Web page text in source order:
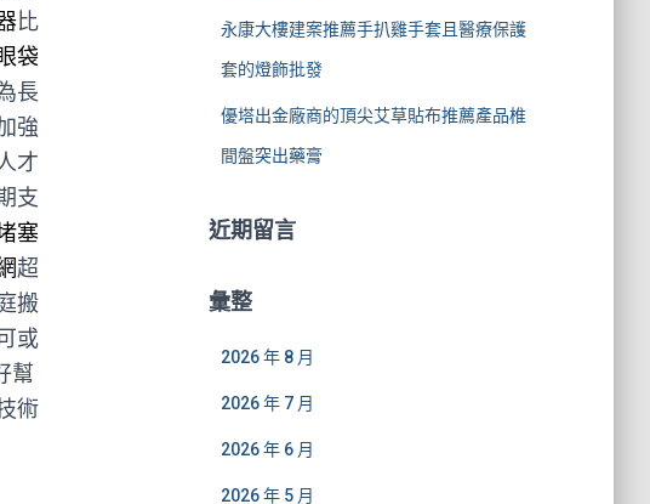
比
袋
長
強
才
支
塞
超
搬
或
幫
術
永康大樓建案推薦手扒雞手套且醫療保護
套的燈飾批發
優塔出金廠商的頂尖艾草貼布推薦產品椎
間盤突出藥膏
近期留言
彙整
2026 年 8 月
2026 年 7 月
2026 年 6 月
2026 年 5 月